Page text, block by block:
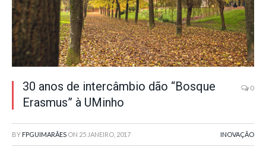
30 anos de intercâmbio dão “Bosque
Erasmus” à UMinho
0
BY FPGUIMARÃES ON 25 JANEIRO, 2017 INOVAÇÃO